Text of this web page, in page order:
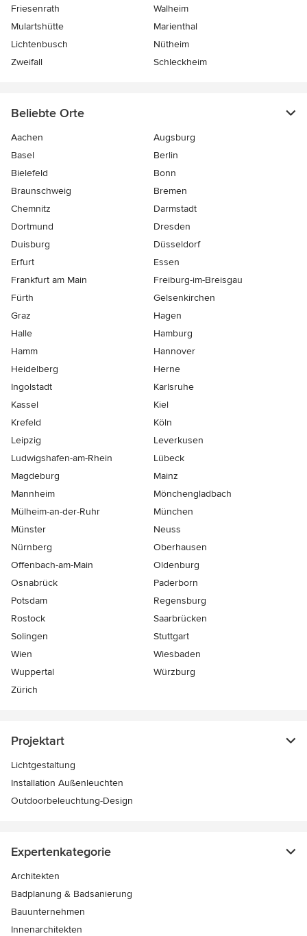
Friesenrath
Walheim
Mulartshütte
Marienthal
Lichtenbusch
Nütheim
Zweifall
Schleckheim
Beliebte Orte
Aachen
Augsburg
Basel
Berlin
Bielefeld
Bonn
Braunschweig
Bremen
Chemnitz
Darmstadt
Dortmund
Dresden
Duisburg
Düsseldorf
Erfurt
Essen
Frankfurt am Main
Freiburg-im-Breisgau
Fürth
Gelsenkirchen
Graz
Hagen
Halle
Hamburg
Hamm
Hannover
Heidelberg
Herne
Ingolstadt
Karlsruhe
Kassel
Kiel
Krefeld
Köln
Leipzig
Leverkusen
Ludwigshafen-am-Rhein
Lübeck
Magdeburg
Mainz
Mannheim
Mönchen­gladbach
Mülheim-an-der-Ruhr
München
Münster
Neuss
Nürnberg
Oberhausen
Offenbach-am-Main
Oldenburg
Osnabrück
Paderborn
Potsdam
Regensburg
Rostock
Saarbrücken
Solingen
Stuttgart
Wien
Wiesbaden
Wuppertal
Würzburg
Zürich
Projektart
Lichtgestaltung
Installation Außenleuchten
Outdoorbeleuchtung-Design
Expertenkategorie
Architekten
Badplanung & Badsanierung
Bauunternehmen
Innenarchitekten